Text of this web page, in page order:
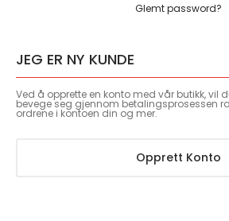
Glemt password?
JEG ER NY KUNDE
Ved å opprette en konto med vår butikk, vil
bevege seg gjennom betalingsprosessen
ordrene i kontoen din og mer.
Opprett Konto